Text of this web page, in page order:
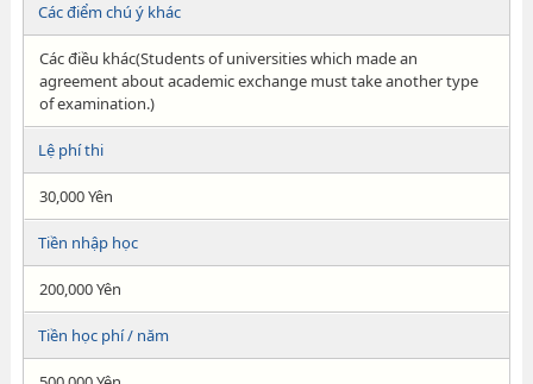
Các điểm chú ý khác
Các điều khác(Students of universities which made an
agreement about academic exchange must take another type
of examination.)
Lệ phí thi
30,000 Yên
Tiền nhập học
200,000 Yên
Tiền học phí / năm